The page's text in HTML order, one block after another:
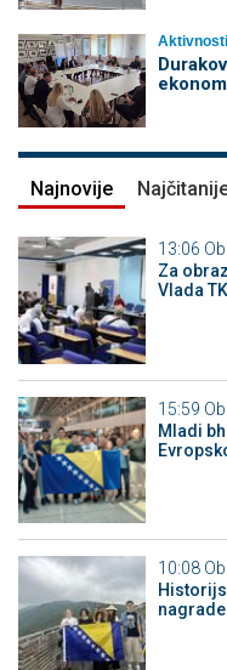
Aktivnosti
Najnovije
13:06
Za
Vlada
15:59
Mladi
10:08